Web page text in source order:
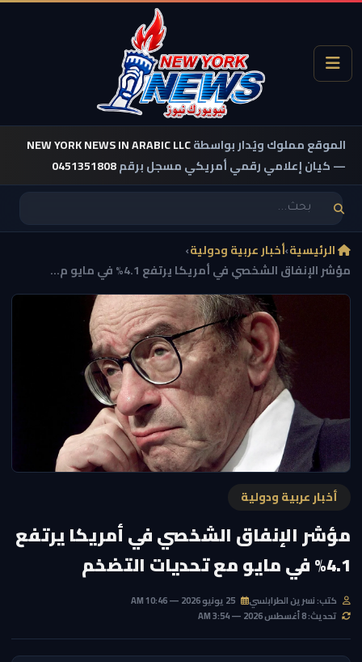
الموقع مملوك ويُدار بواسطةNEW YORK NEWS IN ARABIC LLC
— كيان إعلامي رقمي أمريكي مسجل برقم0451351808
الرئيسية›أخبار عربية ودولية›
مؤشر الإنفاق الشخصي في أمريكا يرتفع 4.1% في مايو م...
أخبار عربية ودولية
مؤشر الإنفاق الشخصي في أمريكا يرتفع
4.1% في مايو مع تحديات التضخم
كتب: نسرين الطرابلسي
تحديث: 8 أغسطس 2026 — 3:54 AM